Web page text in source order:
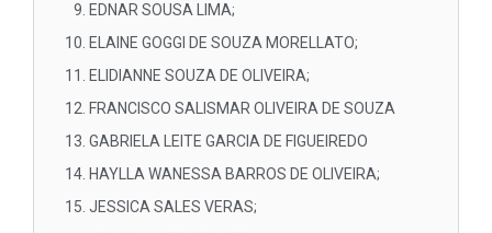
EDNAR SOUSA LIMA;
ELAINE GOGGI DE SOUZA MORELLATO;
ELIDIANNE SOUZA DE OLIVEIRA;
FRANCISCO SALISMAR OLIVEIRA DE SOUZA
GABRIELA LEITE GARCIA DE FIGUEIREDO
HAYLLA WANESSA BARROS DE OLIVEIRA;
JESSICA SALES VERAS;